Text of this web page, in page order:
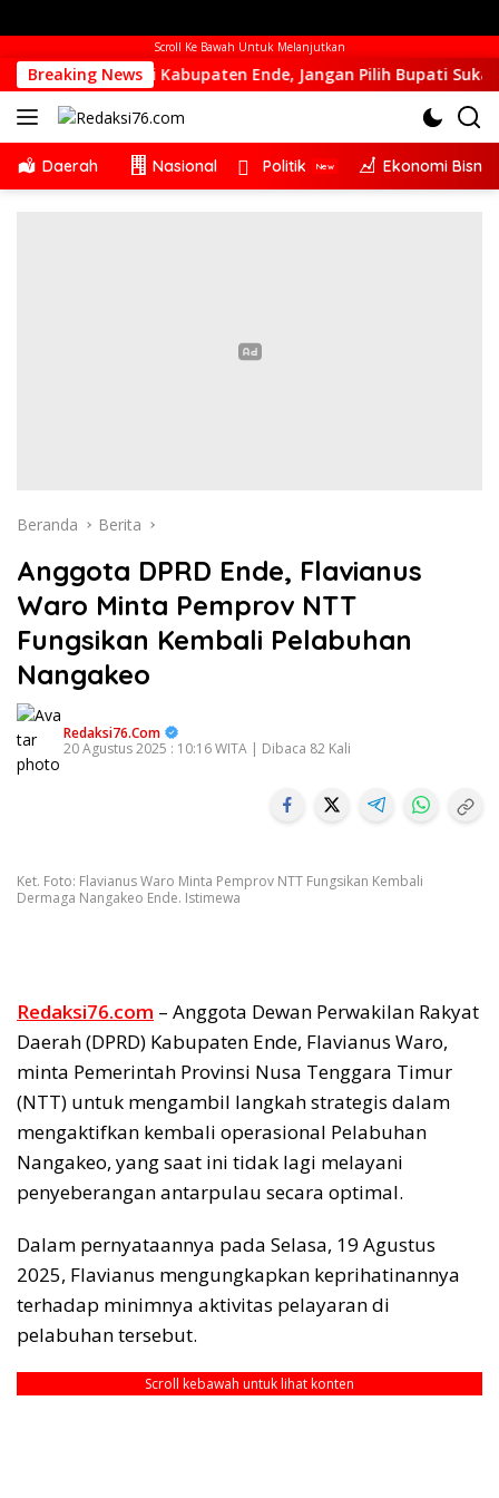
Scroll Ke Bawah Untuk Melanjutkan
Breaking News
Dari Kabupaten Ende, Jangan Pilih Bupati Suka ‘Wora-
Daerah Nasional Politik Ekonomi Bisnis
Beranda Berita
Anggota DPRD Ende, Flavianus
Waro Minta Pemprov NTT
Fungsikan Kembali Pelabuhan
Nangakeo
Redaksi76.com
20 Agustus 2025 : 10:16 WITA | Dibaca 82 Kali
Ket. Foto: Flavianus Waro Minta Pemprov NTT Fungsikan Kembali
Dermaga Nangakeo Ende. Istimewa
Redaksi76.com – Anggota Dewan Perwakilan Rakyat
Daerah (DPRD) Kabupaten Ende, Flavianus Waro,
minta Pemerintah Provinsi Nusa Tenggara Timur
(NTT) untuk mengambil langkah strategis dalam
mengaktifkan kembali operasional Pelabuhan
Nangakeo, yang saat ini tidak lagi melayani
penyeberangan antarpulau secara optimal.
Dalam pernyataannya pada Selasa, 19 Agustus
2025, Flavianus mengungkapkan keprihatinannya
terhadap minimnya aktivitas pelayaran di
pelabuhan tersebut.
Scroll kebawah untuk lihat konten